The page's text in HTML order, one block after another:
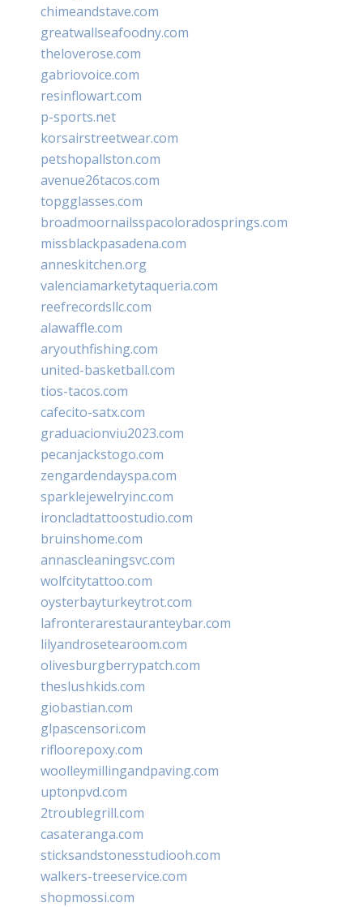
chimeandstave.com
greatwallseafoodny.com
theloverose.com
gabriovoice.com
resinflowart.com
p-sports.net
korsairstreetwear.com
petshopallston.com
avenue26tacos.com
topgglasses.com
broadmoornailsspacoloradosprings.com
missblackpasadena.com
anneskitchen.org
valenciamarketytaqueria.com
reefrecordsllc.com
alawaffle.com
aryouthfishing.com
united-basketball.com
tios-tacos.com
cafecito-satx.com
graduacionviu2023.com
pecanjackstogo.com
zengardendayspa.com
sparklejewelryinc.com
ironcladtattoostudio.com
bruinshome.com
annascleaningsvc.com
wolfcitytattoo.com
oysterbayturkeytrot.com
lafronterarestauranteybar.com
lilyandrosetearoom.com
olivesburgberrypatch.com
theslushkids.com
giobastian.com
glpascensori.com
rifloorepoxy.com
woolleymillingandpaving.com
uptonpvd.com
2troublegrill.com
casateranga.com
sticksandstonesstudiooh.com
walkers-treeservice.com
shopmossi.com